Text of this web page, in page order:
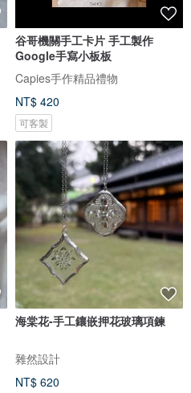
谷哥機關手工卡片 手工製作
Google手寫小板板
Capies手作精品禮物
NT$ 420
可客製
海棠花-手工鑲嵌押花玻璃項鍊
雜然設計
NT$ 620